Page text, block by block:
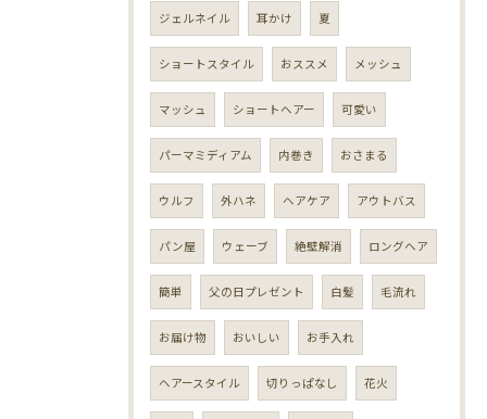
ジェルネイル 耳かけ 夏
ショートスタイル おススメ メッシュ
マッシュ ショートヘアー 可愛い
パーマミディアム 内巻き おさまる
ウルフ 外ハネ ヘアケア アウトバス
パン屋 ウェーブ 絶壁解消 ロングヘア
簡単 父の日プレゼント 白髪 毛流れ
お届け物 おいしい お手入れ
ヘアースタイル 切りっぱなし 花火